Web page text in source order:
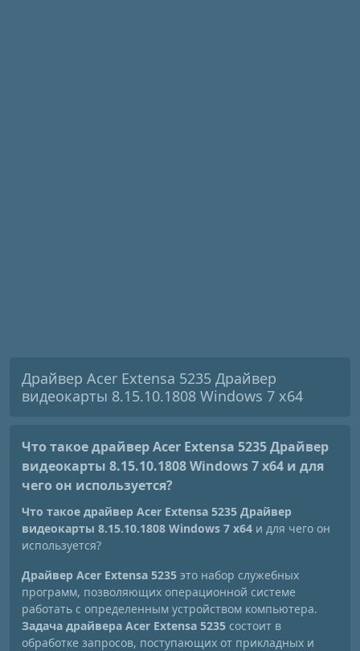
Драйвер Acer Extensa 5235 Драйвер
видеокарты 8.15.10.1808 Windows 7 x64
Что такое драйвер Acer Extensa 5235 Драйвер
видеокарты 8.15.10.1808 Windows 7 x64 и для
чего он используется?
Что такое драйвер Acer Extensa 5235 Драйвер
видеокарты 8.15.10.1808 Windows 7 x64 и для чего он
используется?
Драйвер Acer Extensa 5235 это набор служебных
программ, позволяющих операционной системе
работать с определенным устройством компьютера.
Задача драйвера Acer Extensa 5235 состоит в
обработке запросов, поступающих от прикладных и